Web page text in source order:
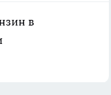
в